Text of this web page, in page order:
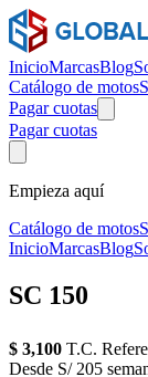
InicioMarcasBlog
Catálogo de motos
Pagar cuotas
Pagar cuotas
Empieza aquí
Catálogo de motos
InicioMarcasBlog
SC 150
$ 3,100 T.C.
Desde S/ 205